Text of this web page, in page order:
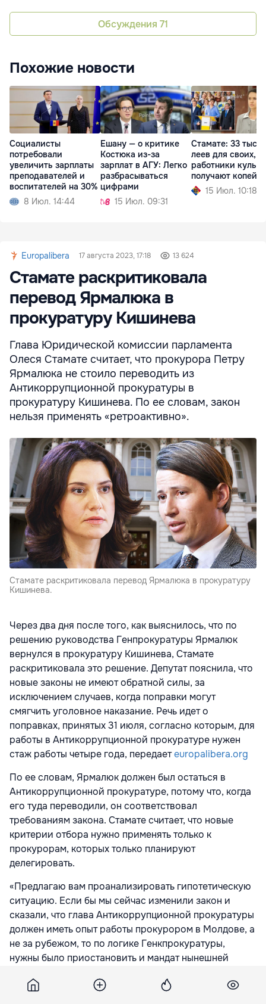
Обсуждения 71
Похожие новости
Социалисты
потребовали
увеличить зарплаты
преподавателей и
воспитателей на 30%
8 Июл. 14:44
Ешану — о критике
Костюка из-за
зарплат в АГУ: Легко
разбрасываться
цифрами
15 Июл. 09:31
Стамате: 33
леев для своих, а
работники
получают
15 Июл. 10:18
Europalibera 17 августа 2023, 17:18 13 624
Стамате раскритиковала
перевод Ярмалюка в
прокуратуру Кишинева
Глава Юридической комиссии парламента
Олеся Стамате считает, что прокурора Петру
Ярмалюка не стоило переводить из
Антикоррупционной прокуратуры в
прокуратуру Кишинева. По ее словам, закон
нельзя применять «ретроактивно».
Стамате раскритиковала перевод Ярмалюка в прокуратуру
Кишинева.
Через два дня после того, как выяснилось, что по
решению руководства Генпрокуратуры Ярмалюк
вернулся в прокуратуру Кишинева, Стамате
раскритиковала это решение. Депутат пояснила, что
новые законы не имеют обратной силы, за
исключением случаев, когда поправки могут
смягчить уголовное наказание. Речь идет о
поправках, принятых 31 июля, согласно которым, для
работы в Антикоррупционной прокуратуре нужен
стаж работы четыре года, передаетeuropalibera.org
По ее словам, Ярмалюк должен был остаться в
Антикоррупционной прокуратуре, потому что, когда
его туда переводили, он соответствовал
требованиям закона. Стамате считает, что новые
критерии отбора нужно применять только к
прокурорам, которых только планируют
делегировать.
«Предлагаю вам проанализировать гипотетическую
ситуацию. Если бы мы сейчас изменили закон и
сказали, что глава Антикоррупционной прокуратуры
должен иметь опыт работы прокурором в Молдове, а
не за рубежом, то по логике Генкпрокуратуры,
нужны было приостановить и мандат нынешней
Драгалин]? Ответ очевиден: нет», – объяснила